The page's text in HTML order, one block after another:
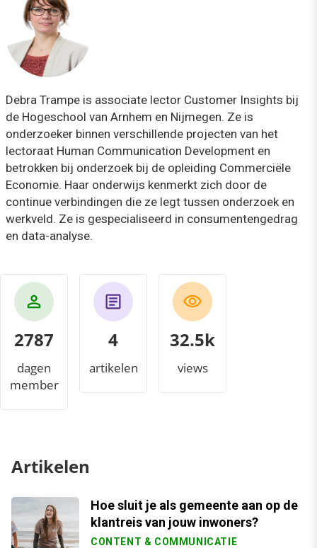
Debra Trampe is associate lector Customer Insights bij
de Hogeschool van Arnhem en Nijmegen. Ze is
onderzoeker binnen verschillende projecten van het
lectoraat Human Communication Development en
betrokken bij onderzoek bij de opleiding Commerciële
Economie. Haar onderwijs kenmerkt zich door de
continue verbindingen die ze legt tussen onderzoek en
werkveld. Ze is gespecialiseerd in consumentengedrag
en data-analyse.
2787
dagen
member
4
artikelen
35.6k
views
Artikelen
Hoe sluit je als gemeente aan op de
klantreis van jouw inwoners?
CONTENT & COMMUNICATIE